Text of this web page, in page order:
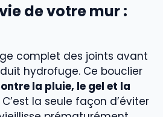
de votre mur :
complet des joints avant
hydrofuge. Ce bouclier
la pluie, le gel et la
C’est la seule façon d’éviter